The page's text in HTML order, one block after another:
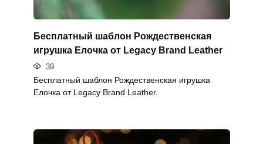
Бесплатный шаблон Рождественская
игрушка Елочка от Legacy Brand Leather
39
Бесплатный шаблон Рождественская игрушка
Елочка от Legacy Brand Leather.